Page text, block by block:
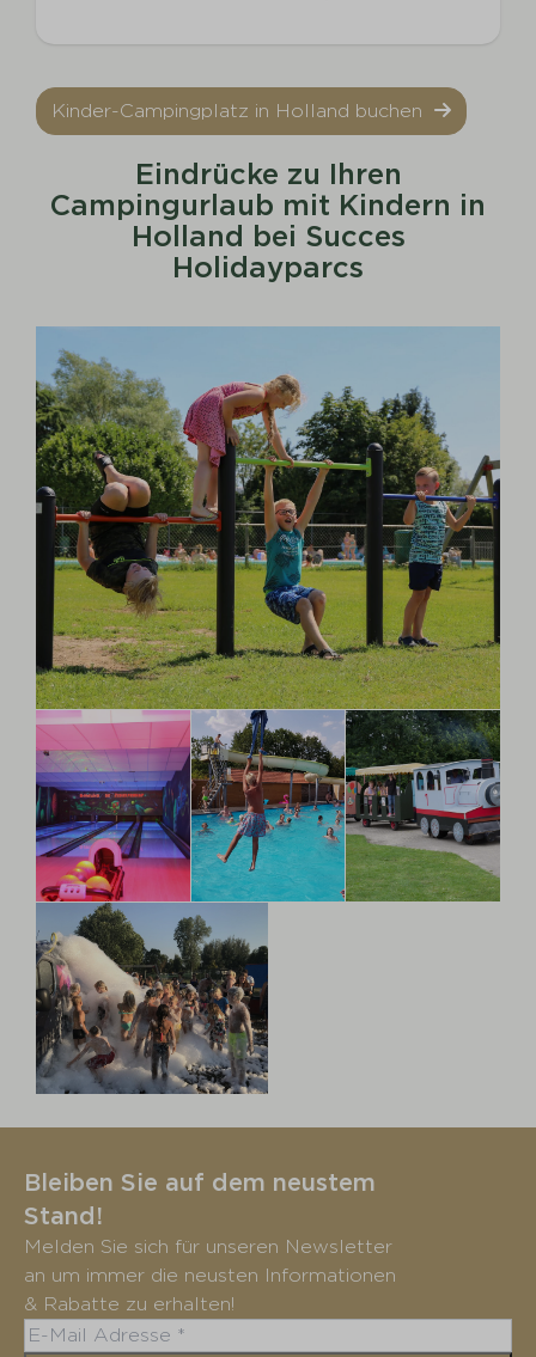
Kinder-Campingplatz in Holland buchen
Eindrücke zu Ihren
Campingurlaub mit Kindern in
Holland bei Succes
Holidayparcs
Bleiben Sie auf dem neustem
Stand!
Melden Sie sich für unseren Newsletter
an um immer die neusten Informationen
& Rabatte zu erhalten!